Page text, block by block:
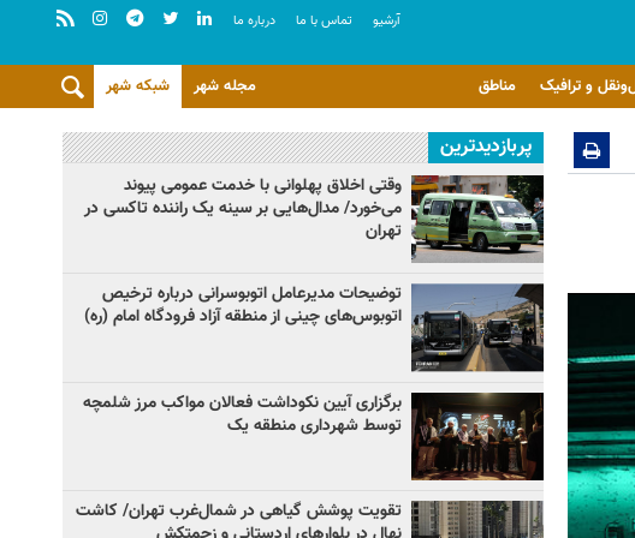
آرشيو تماس با ما درباره ما
و ترافیک مناطق شبکه شهر مجله شهر
پربازدیدترین
وقتی اخلاق پهلوانی با خدمت عمومی پیوند
می‌خورد/ مدال‌هایی بر سینه یک راننده تاکسی در
تهران
توضیحات مدیرعامل اتوبوسرانی درباره ترخیص
اتوبوس‌های چینی از منطقه آزاد فرودگاه امام (ره)
برگزاری آیین نکوداشت فعالان مواکب مرز شلمچه
توسط شهرداری منطقه یک
تقویت پوشش گیاهی در شمال‌غرب تهران/ کاشت